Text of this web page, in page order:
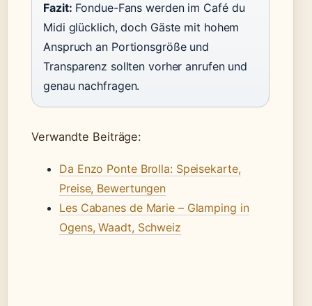
Fazit: Fondue-Fans werden im Café du
Midi glücklich, doch Gäste mit hohem
Anspruch an Portionsgröße und
Transparenz sollten vorher anrufen und
genau nachfragen.
Verwandte Beiträge:
Da Enzo Ponte Brolla: Speisekarte,
Preise, Bewertungen
Les Cabanes de Marie – Glamping in
Ogens, Waadt, Schweiz